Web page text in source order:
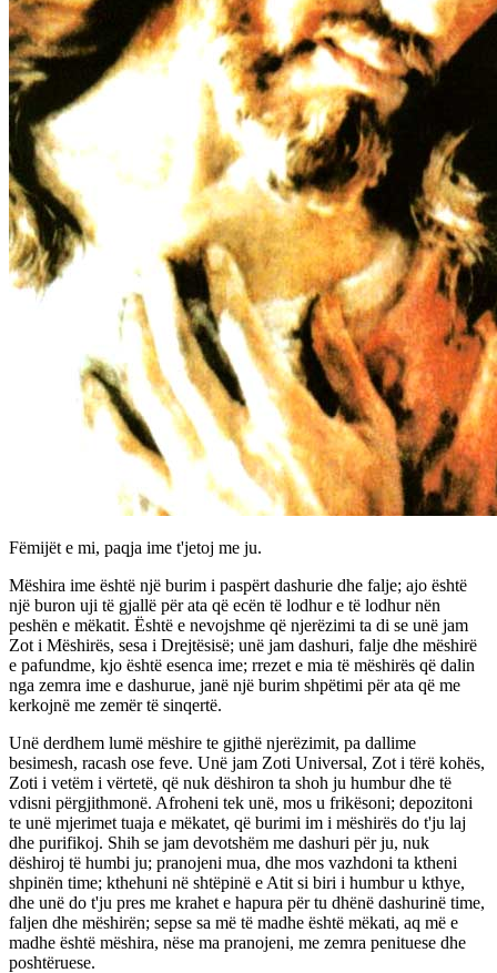
Fëmijët e mi, paqja ime t'jetoj me ju.
Mëshira ime është një burim i paspërt dashurie dhe falje; ajo është
një buron uji të gjallë për ata që ecën të lodhur e të lodhur nën
peshën e mëkatit. Është e nevojshme që njerëzimi ta di se unë jam
Zot i Mëshirës, sesa i Drejtësisë; unë jam dashuri, falje dhe mëshirë
e pafundme, kjo është esenca ime; rrezet e mia të mëshirës që dalin
nga zemra ime e dashurue, janë një burim shpëtimi për ata që me
kerkojnë me zemër të sinqertë.
Unë derdhem lumë mëshire te gjithë njerëzimit, pa dallime
besimesh, racash ose feve. Unë jam Zoti Universal, Zot i tërë kohës,
Zoti i vetëm i vërtetë, që nuk dëshiron ta shoh ju humbur dhe të
vdisni përgjithmonë. Afroheni tek unë, mos u frikësoni; depozitoni
te unë mjerimet tuaja e mëkatet, që burimi im i mëshirës do t'ju laj
dhe purifikoj. Shih se jam devotshëm me dashuri për ju, nuk
dëshiroj të humbi ju; pranojeni mua, dhe mos vazhdoni ta ktheni
shpinën time; kthehuni në shtëpinë e Atit si biri i humbur u kthye,
dhe unë do t'ju pres me krahet e hapura për tu dhënë dashurinë time,
faljen dhe mëshirën; sepse sa më të madhe është mëkati, aq më e
madhe është mëshira, nëse ma pranojeni, me zemra penituese dhe
poshtëruese.